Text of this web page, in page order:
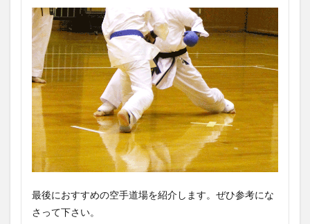
最後におすすめの空手道場を紹介します。ぜひ参考にな
さって下さい。